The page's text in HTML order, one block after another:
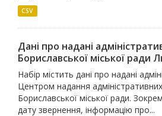
CSV
Дані про надані
Бориславської міської ради
Набір містить дані про надані
Центром надання
Бориславської міської ради.
дату звернення, інформацію про...